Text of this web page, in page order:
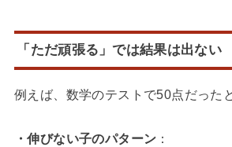
「ただ頑張る」では結果は出ない
例えば、数学のテストで50点だった
・伸びない子のパターン ：